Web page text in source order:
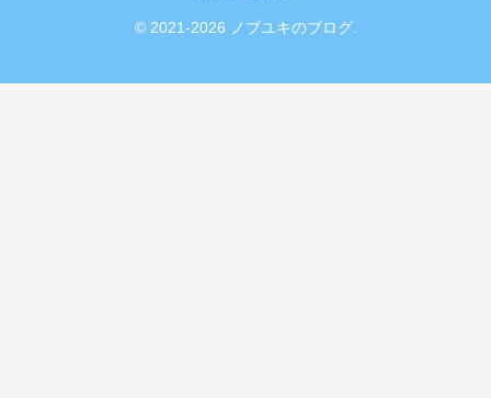
© 2021-2026 ノブユキのブログ.